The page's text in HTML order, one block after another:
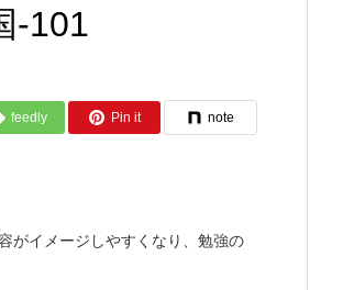
-101
feedly Pin it note
がイメージしやすくなり、勉強の